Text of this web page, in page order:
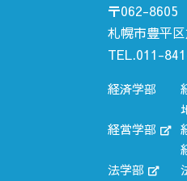
〒062-8605
札幌市豊平
TEL.011-
経済学部
経営学部
法学部